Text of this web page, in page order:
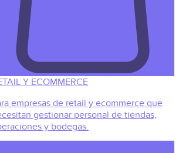
Y ECOMMERCE
empresas de retail y ecommerce que
gestionar personal de tiendas,
y bodegas.